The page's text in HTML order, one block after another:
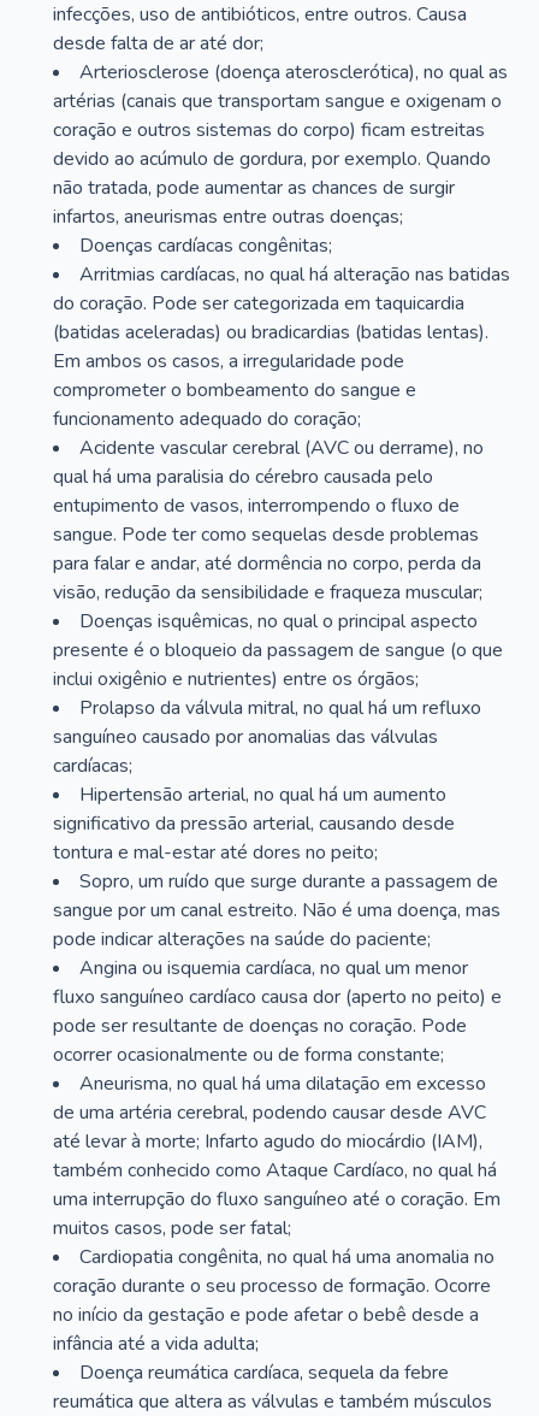
infecções, uso de antibióticos, entre outros. Causa
desde falta de ar até dor;
Arteriosclerose (doença aterosclerótica), no qual as
artérias (canais que transportam sangue e oxigenam o
coração e outros sistemas do corpo) ficam estreitas
devido ao acúmulo de gordura, por exemplo. Quando
não tratada, pode aumentar as chances de surgir
infartos, aneurismas entre outras doenças;
Doenças cardíacas congênitas;
Arritmias cardíacas, no qual há alteração nas batidas
do coração. Pode ser categorizada em taquicardia
(batidas aceleradas) ou bradicardias (batidas lentas).
Em ambos os casos, a irregularidade pode
comprometer o bombeamento do sangue e
funcionamento adequado do coração;
Acidente vascular cerebral (AVC ou derrame), no
qual há uma paralisia do cérebro causada pelo
entupimento de vasos, interrompendo o fluxo de
sangue. Pode ter como sequelas desde problemas
para falar e andar, até dormência no corpo, perda da
visão, redução da sensibilidade e fraqueza muscular;
Doenças isquêmicas, no qual o principal aspecto
presente é o bloqueio da passagem de sangue (o que
inclui oxigênio e nutrientes) entre os órgãos;
Prolapso da válvula mitral, no qual há um refluxo
sanguíneo causado por anomalias das válvulas
cardíacas;
Hipertensão arterial, no qual há um aumento
significativo da pressão arterial, causando desde
tontura e mal-estar até dores no peito;
Sopro, um ruído que surge durante a passagem de
sangue por um canal estreito. Não é uma doença, mas
pode indicar alterações na saúde do paciente;
Angina ou isquemia cardíaca, no qual um menor
fluxo sanguíneo cardíaco causa dor (aperto no peito) e
pode ser resultante de doenças no coração. Pode
ocorrer ocasionalmente ou de forma constante;
Aneurisma, no qual há uma dilatação em excesso
de uma artéria cerebral, podendo causar desde AVC
até levar à morte; Infarto agudo do miocárdio (IAM),
também conhecido como Ataque Cardíaco, no qual há
uma interrupção do fluxo sanguíneo até o coração. Em
muitos casos, pode ser fatal;
Cardiopatia congênita, no qual há uma anomalia no
coração durante o seu processo de formação. Ocorre
no início da gestação e pode afetar o bebê desde a
infância até a vida adulta;
Doença reumática cardíaca, sequela da febre
reumática que altera as válvulas e também músculos